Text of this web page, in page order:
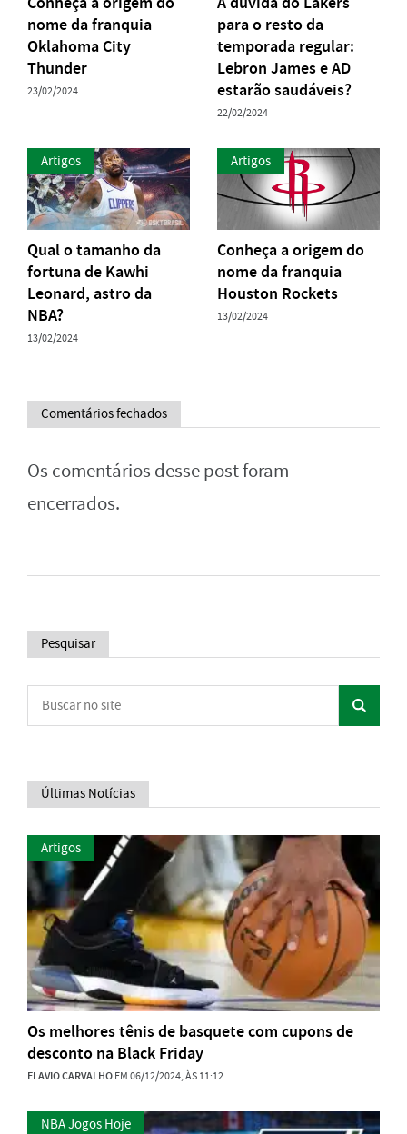
nome da franquia
Oklahoma City
Thunder
23/02/2024
para o resto da
temporada regular:
Lebron James e AD
estarão saudáveis?
22/02/2024
Artigos
Qual o tamanho da
fortuna de Kawhi
Leonard, astro da
NBA?
13/02/2024
Artigos
Conheça a origem do
nome da franquia
Houston Rockets
13/02/2024
Comentários fechados
Os comentários desse post foram
encerrados.
Pesquisar
Últimas Notícias
Artigos
Os melhores tênis de basquete com cupons de
desconto na Black Friday
FLAVIO CARVALHOEM 06/12/2024, ÀS 11:12
NBA Jogos Hoje